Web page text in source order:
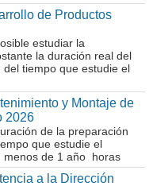
de Productos
estudiar la
la duración real del
tiempo que estudie el
y Montaje de
2026
de la preparación
que estudie el
menos de 1 año horas
a la Dirección